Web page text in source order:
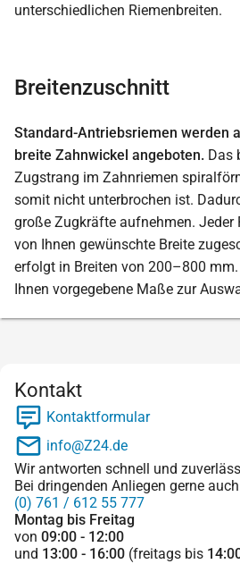
Breitenzuschnitt
Standard-Antriebsriemen werden
breite Zahnwickel angeboten. Das
Zugstrang im Zahnriemen
somit nicht unterbrochen ist.
große Zugkräfte aufnehmen. Jeder
von Ihnen gewünschte Breite
erfolgt in Breiten von 200–800 mm.
Ihnen vorgegebene Maße zur
Kontakt
Kontaktformular
info@Z24.de
Wir antworten schnell und
Bei dringenden Anliegen gerne
(0) 761 / 612 55 777
Montag bis Freitag
von 09:00 - 12:00
und 13:00 - 16:00 (freitags bis